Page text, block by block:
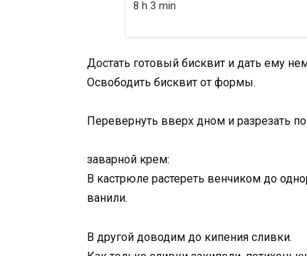
8 h 3 min
Достать готовый бисквит и дать ему
Освободить бисквит от формы.
Перевернуть вверх дном и разрезать
заварной крем:
В кастрюле растереть венчиком до
ванили.
В другой доводим до кипения сливки.